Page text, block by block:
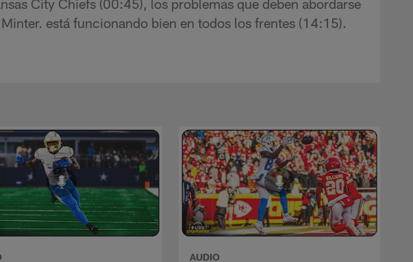
City Chiefs (00:45), los problemas que deben abordarse
está funcionando bien en todos los frentes (14:15).
AUDIO